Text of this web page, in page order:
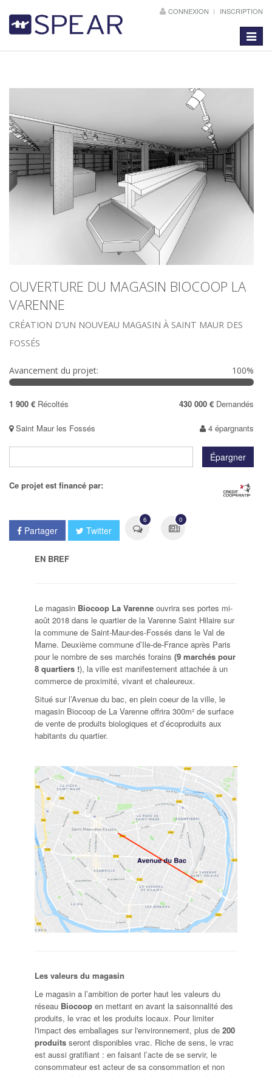
CONNEXION INSCRIPTION
Toggle
OUVERTURE DU MAGASIN BIOCOOP LA
VARENNE
CRÉATION D'UN NOUVEAU MAGASIN À SAINT MAUR DES
FOSSÉS
Avancement du projet: 100%
100%
1 900 € Récoltés 430 000 € Demandés
Saint Maur les Fossés 4 épargnants
Ce projet est financé par:
Partager Twitter
6 0
EN BREF
Le magasin Biocoop La Varenne ouvrira ses portes mi-
août 2018 dans le quartier de la Varenne Saint Hilaire sur
la commune de Saint-Maur-des-Fossés dans le Val de
Marne. Deuxième commune d’Ile-de-France après Paris
pour le nombre de ses marchés forains (9 marchés pour
8 quartiers !), la ville est manifestement attachée à un
commerce de proximité, vivant et chaleureux.
Situé sur l’Avenue du bac, en plein coeur de la ville, le
magasin Biocoop de La Varenne offrira 300m² de surface
de vente de produits biologiques et d’écoproduits aux
habitants du quartier.
Les valeurs du magasin
Le magasin a l’ambition de porter haut les valeurs du
réseau Biocoopen mettant en avant la saisonnalité des
produits, le vrac et les produits locaux. Pour limiter
l'impact des emballages sur l'environnement, plus de 200
produitsseront disponibles vrac. Riche de sens, le vrac
est aussi gratifiant : en faisant l’acte de se servir, le
consommateur est acteur de sa consommation et non